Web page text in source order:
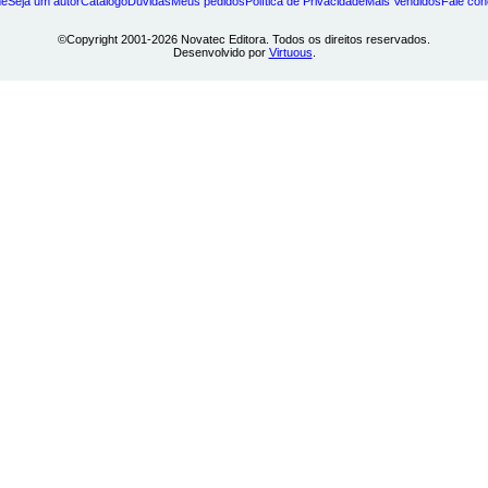
©Copyright 2001-2026 Novatec Editora. Todos os direitos reservados.
Desenvolvido por Virtuous